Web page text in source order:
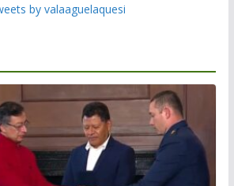
by valaaguelaquesi